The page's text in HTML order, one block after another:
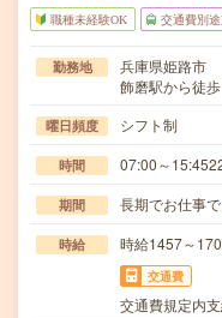
職種未経験OK 交通費別途
勤務地
兵庫県姫路市
飾磨駅から徒
曜日頻度 シフト制
時間 07:00～
期間 長期でお仕事
時給 時給1457～
交通費
交通費規定内